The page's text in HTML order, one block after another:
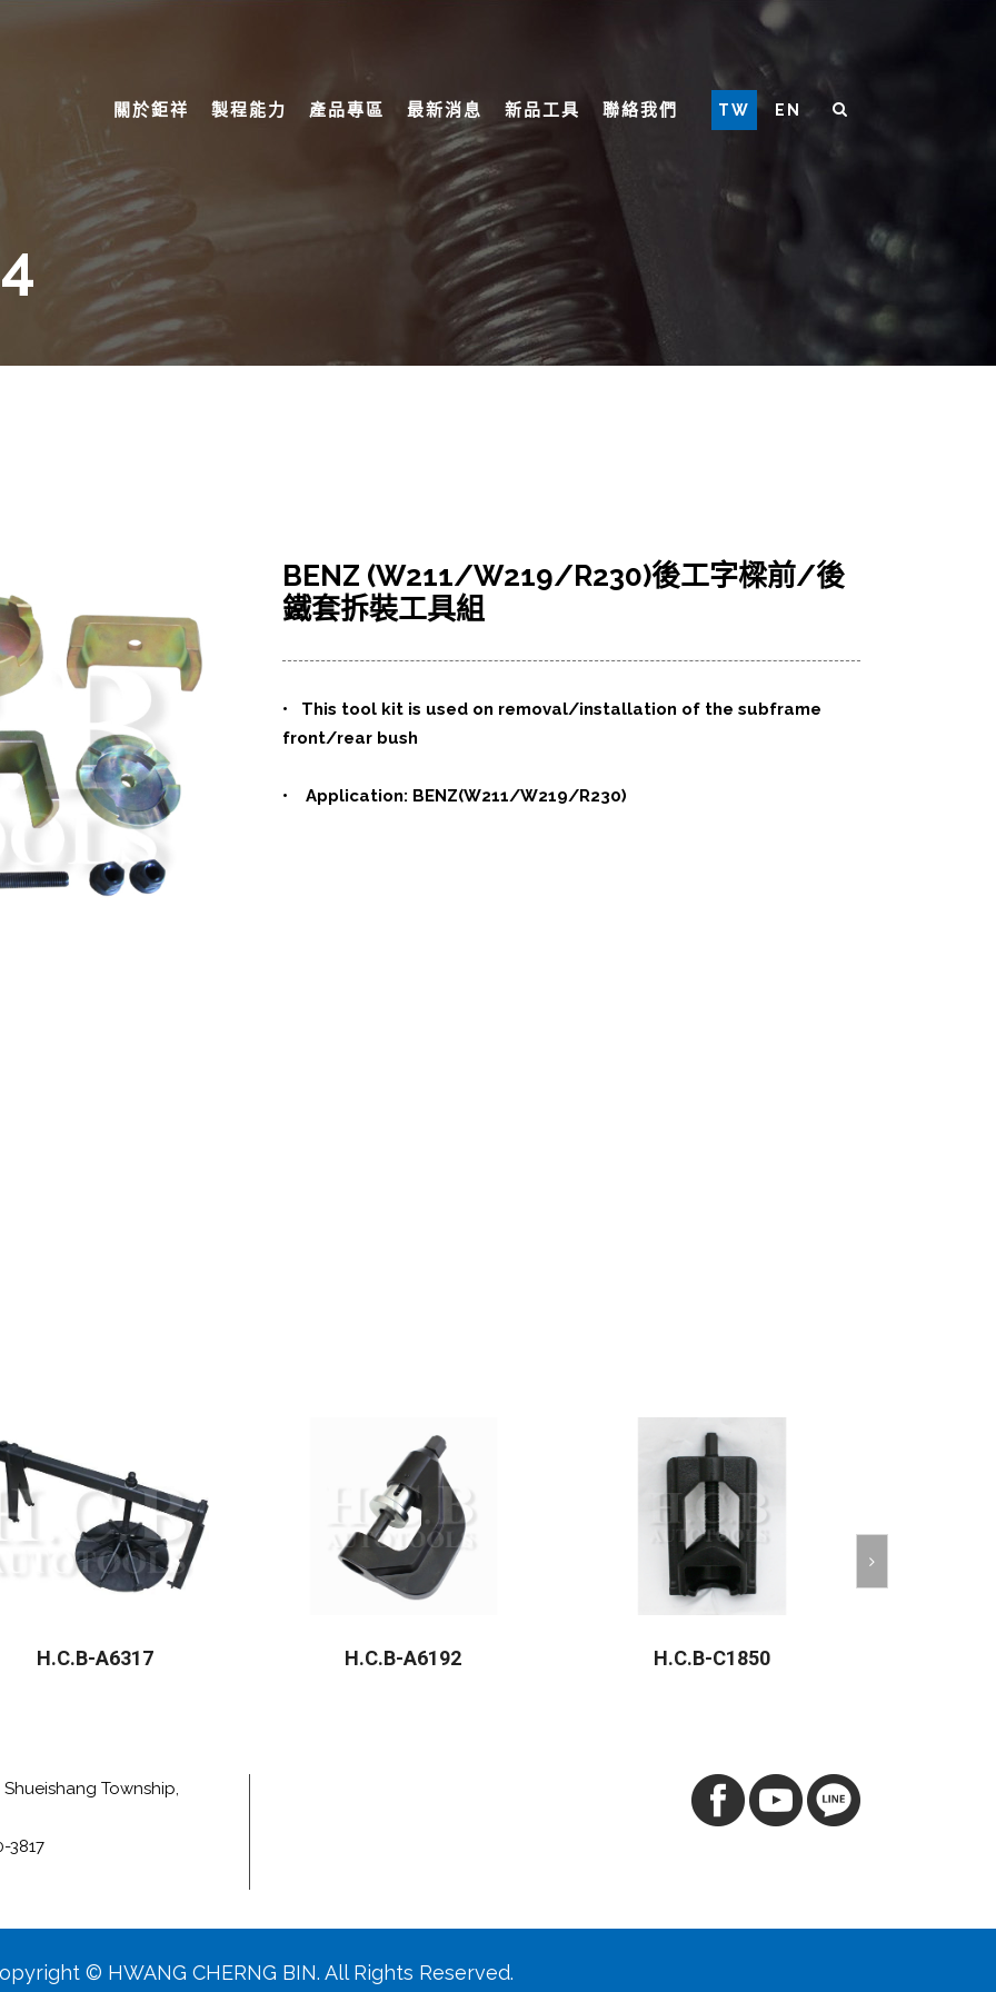
關於鉅祥 製程能力 產品專區 最新消息 新品工具 聯絡我們 TW EN
BENZ (W211/W219/R230)後工字樑前/後
鐵套拆裝工具組
• This tool kit is used on removal/installation of the subframe
front/rear bush
• Application: BENZ(W211/W219/R230)
H.C.B-A6317 H.C.B-A6192 H.C.B-C1850
Township,
3817
© HWANG CHERNG BIN. All Rights Reserved.